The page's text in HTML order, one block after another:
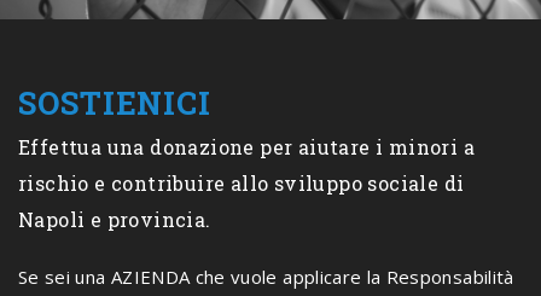
SOSTIENICI
Effettua una donazione per aiutare i minori a
rischio e contribuire allo sviluppo sociale di
Napoli e provincia.
Se sei una AZIENDA che vuole applicare la Responsabilità